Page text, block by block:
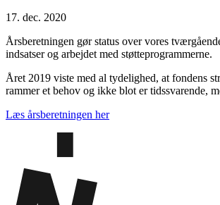
17. dec. 2020
Årsberetningen gør status over vores
indsatser og arbejdet med støtteprogrammerne.
Året 2019 viste med al tydelighed, at fondens
rammer et behov og ikke blot er tidssvarende,
Læs årsberetningen her